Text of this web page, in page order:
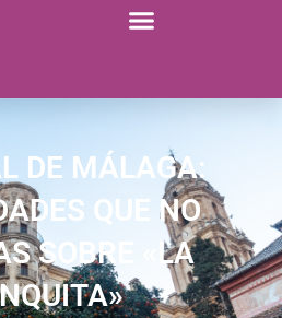
DE MÁLAGA:
QUE NO
SOBRE «LA